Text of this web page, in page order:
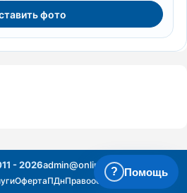
фото
- 2026admin@online-efect.com
ОфертаПДнПравообладателям
? Помощь